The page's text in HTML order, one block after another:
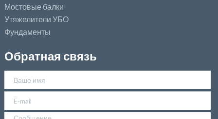
Мостовые балки
Утяжелители УБО
Фундаменты
Обратная связь